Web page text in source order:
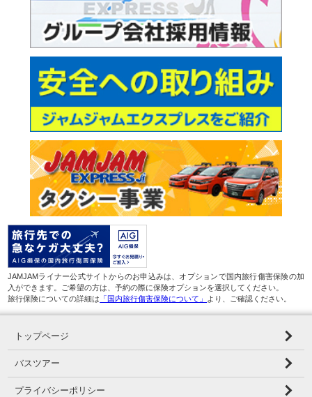
JAMJAMライナー公式サイトからのお申込みは、オプションで国内旅行傷害保険の加
入ができます。ご希望の方は、予約の際に保険オプションを選択してください。
旅行保険についての詳細は 「国内旅行傷害保険について」 より、ご確認ください。
トップページ
バスツアー
プライバシーポリシー